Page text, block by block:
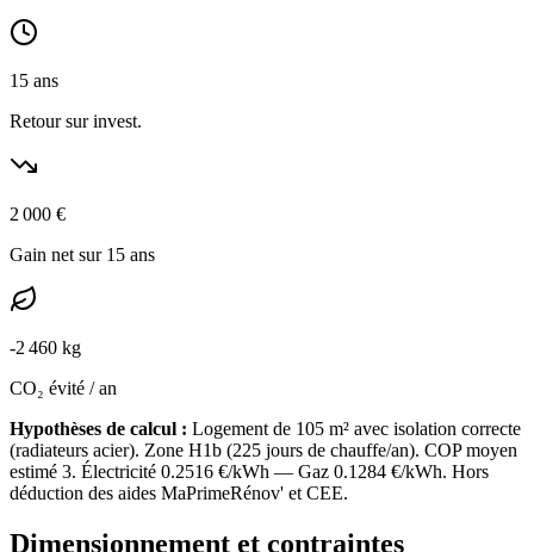
15 ans
Retour sur invest.
2 000 €
Gain net sur 15 ans
-2 460 kg
CO₂ évité / an
Hypothèses de calcul : Logement de 105 m² avec isolation correcte
(radiateurs acier). Zone H1b (225 jours de chauffe/an). COP moyen
estimé 3. Électricité 0.2516 €/kWh — Gaz 0.1284 €/kWh. Hors
déduction des aides MaPrimeRénov' et CEE.
Dimensionnement et contraintes